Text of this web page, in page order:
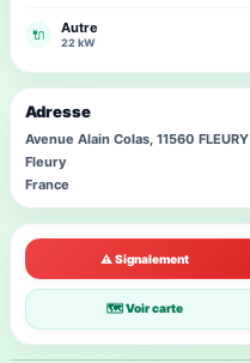
⚠ Signalement
🗺 Voir carte
🔌 Autre
22 kW
Adresse
Avenue Alain Colas, 11560 FLEURY
Fleury
France